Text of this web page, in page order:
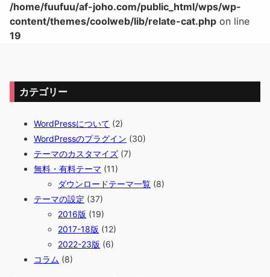
/home/fuufuu/af-joho.com/public_html/wps/wp-
content/themes/coolweb/lib/relate-cat.php on line
19
カテゴリー
WordPressについて (2)
WordPressのプラグイン (30)
テーマのカスタマイズ (7)
無料・有料テーマ (11)
ダウンロードテーマ一覧 (8)
テーマの設定 (37)
2016版 (19)
2017-18版 (12)
2022-23版 (6)
コラム (8)